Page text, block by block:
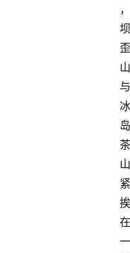
，
坝
歪
山
与
冰
岛
茶
山
紧
挨
在
一